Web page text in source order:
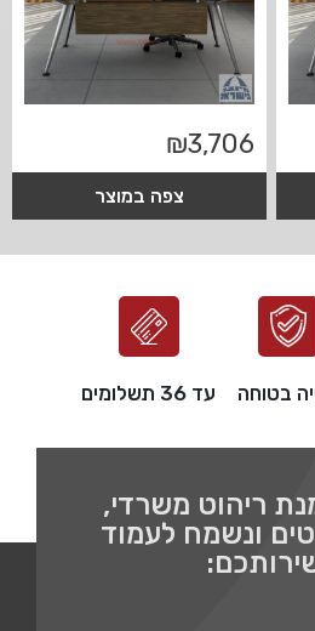
₪3,706
צפה במוצר
בטוחה עד 36 תשלומים
ריהוט משרדי,
ונשמח לעמוד